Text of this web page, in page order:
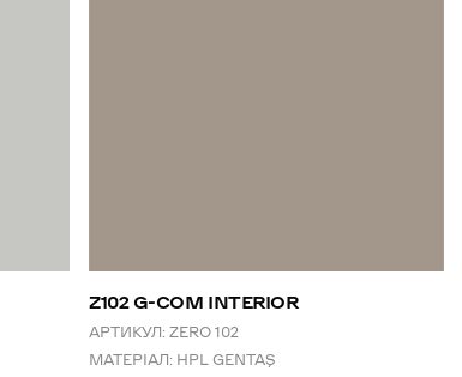
Z102 G-COM INTERIOR
АРТИКУЛ: ZERO 102
МАТЕРІАЛ: HPL GENTAŞ